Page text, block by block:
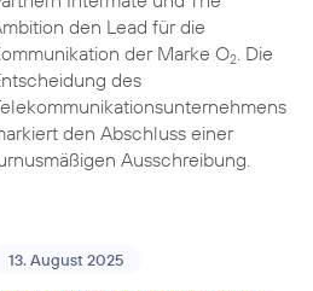
den Lead für die
der Marke O2. Die
des
den Abschluss einer
Ausschreibung.
13. August 2025